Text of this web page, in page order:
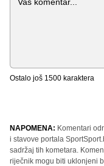
Ostalo još 1500 karaktera
NAPOMENA: Komentari
i stavove portala
sadržaj tih kometara.
riječnik mogu biti uklonjeni